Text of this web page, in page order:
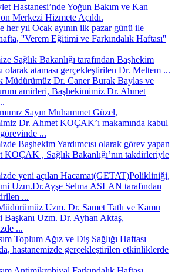
Hastanesi’nde Yoğun Bakım ve Kan
Merkezi Hizmete Açıldı.
her yıl Ocak ayının ilk pazar günü ile
''Verem Eğitimi ve Farkındalık Haftası''
Sağlık Bakanlığı tarafından Başhekim
olarak ataması gerçekleştirilen Dr. Meltem ...
Müdürümüz Dr. Caner Burak Baylas ve
amirleri, Başhekimimiz Dr. Ahmet
Sayın Muhammet Güzel,
Dr. Ahmet KOÇAK’ı makamında kabul
...
Başhekim Yardımcısı olarak görev yapan
KOÇAK , Sağlık Bakanlığı’nın takdirleriyle
yeni açılan Hacamat(GETAT)Polikliniği,
Uzm.Dr.Ayşe Selma ASLAN tarafından
...
Uzm. Dr. Samet Tatlı ve Kamu
Başkanı Uzm. Dr. Ayhan Aktaş,
...
Toplum Ağız ve Diş Sağlığı Haftası
hastanemizde gerçekleştirilen etkinliklerde